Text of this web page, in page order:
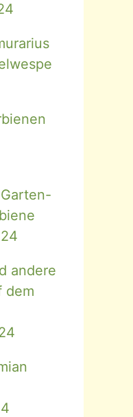
andere
dem